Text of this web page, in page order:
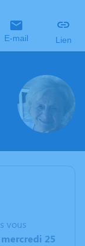
E-mail Lien
vous
25